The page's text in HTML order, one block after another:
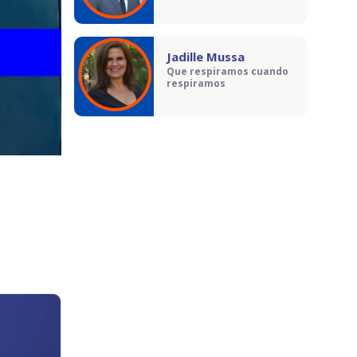
Jadille Mussa
Que respiramos cuando
respiramos